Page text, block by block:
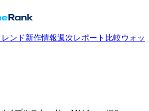
レンド新作情報週次レポート 比較ウォッ